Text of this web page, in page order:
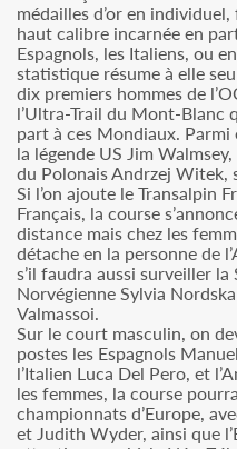
médailles d’or en
haut calibre incarnée en
Espagnols, les Italiens, ou
statistique résume à elle
dix premiers hommes de
l’Ultra-Trail du Mont-Blanc
part à ces Mondiaux.
la légende US Jim
du Polonais Andrzej Witek,
Si l’on ajoute le Transalpin
Français, la course
distance mais chez les
détache en la personne de
s’il faudra aussi surveiller la
Norvégienne Sylvia
Valmassoi.
Sur le court masculin, on
postes les Espagnols
l’Italien Luca Del Pero, et
les femmes, la course
championnats d’Europe,
et Judith Wyder, ainsi que